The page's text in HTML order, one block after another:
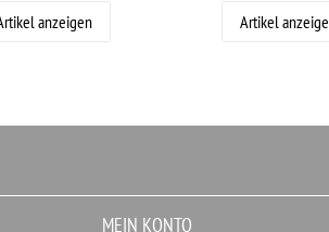
anzeigen Artikel
MEIN KONTO